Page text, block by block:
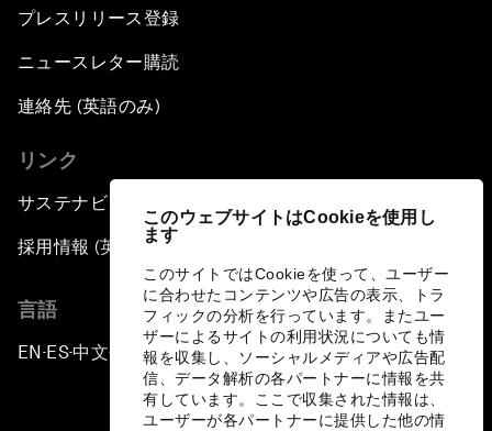
このウェブサイトはCookieを使用し
ます
このサイトではCookieを使って、ユーザー
に合わせたコンテンツや広告の表示、トラ
フィックの分析を行っています。またユー
ザーによるサイトの利用状況についても情
報を収集し、ソーシャルメディアや広告配
信、データ解析の各パートナーに情報を共
有しています。ここで収集された情報は、
ユーザーが各パートナーに提供した他の情
プレスリリース登録
ニュースレター購読
連絡先 (英語のみ)
リンク
サステナビリティへの取り組み
採用情報 (英語のみ)
言語
EN ▪ES▪中文▪ 日本語